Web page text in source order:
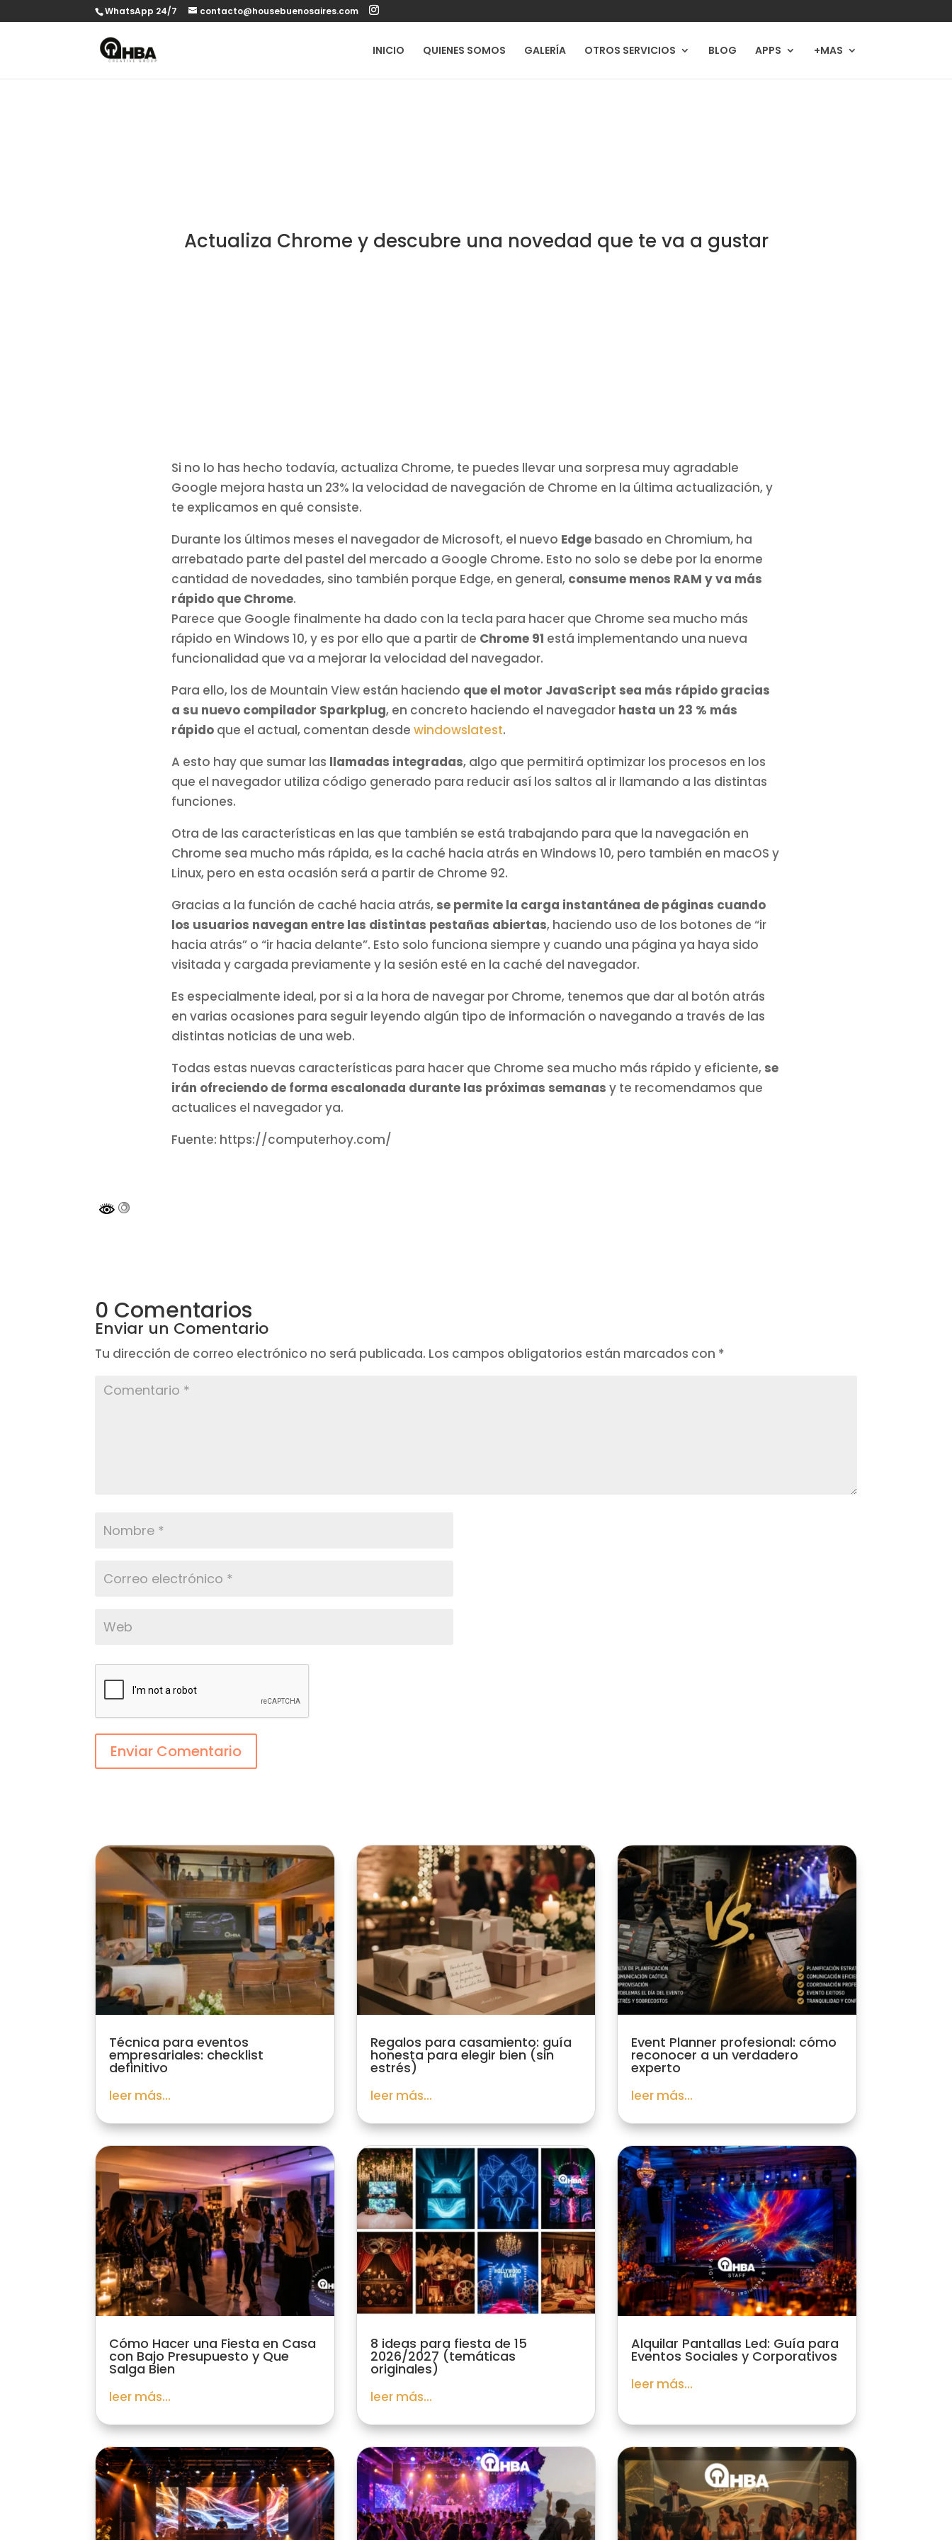
WhatsApp 24/7 contacto@housebuenosaires.com
INICIO QUIENES SOMOS GALERÍA OTROS SERVICIOS BLOG APPS +MAS
Actualiza Chrome y descubre una novedad que te va a gustar
Si no lo has hecho todavía, actualiza Chrome, te puedes llevar una sorpresa muy agradable
Google mejora hasta un 23% la velocidad de navegación de Chrome en la última actualización, y
te explicamos en qué consiste.
Durante los últimos meses el navegador de Microsoft, el nuevo Edge basado en Chromium, ha
arrebatado parte del pastel del mercado a Google Chrome. Esto no solo se debe por la enorme
cantidad de novedades, sino también porque Edge, en general, consume menos RAM y va más
rápido que Chrome.
Parece que Google finalmente ha dado con la tecla para hacer que Chrome sea mucho más
rápido en Windows 10, y es por ello que a partir de Chrome 91 está implementando una nueva
funcionalidad que va a mejorar la velocidad del navegador.
Para ello, los de Mountain View están haciendo que el motor JavaScript sea más rápido gracias
a su nuevo compilador Sparkplug, en concreto haciendo el navegador hasta un 23 % más
rápidoque el actual, comentan desde windowslatest.
A esto hay que sumar las llamadas integradas, algo que permitirá optimizar los procesos en los
que el navegador utiliza código generado para reducir así los saltos al ir llamando a las distintas
funciones.
Otra de las características en las que también se está trabajando para que la navegación en
Chrome sea mucho más rápida, es la caché hacia atrás en Windows 10, pero también en macOS y
Linux, pero en esta ocasión será a partir de Chrome 92.
Gracias a la función de caché hacia atrás, se permite la carga instantánea de páginas cuando
los usuarios navegan entre las distintas pestañas abiertas, haciendo uso de los botones de “ir
hacia atrás” o “ir hacia delante”. Esto solo funciona siempre y cuando una página ya haya sido
visitada y cargada previamente y la sesión esté en la caché del navegador.
Es especialmente ideal, por si a la hora de navegar por Chrome, tenemos que dar al botón atrás
en varias ocasiones para seguir leyendo algún tipo de información o navegando a través de las
distintas noticias de una web.
Todas estas nuevas características para hacer que Chrome sea mucho más rápido y eficiente, se
irán ofreciendo de forma escalonada durante las próximas semanas y te recomendamos que
actualices el navegador ya.
Fuente: https://computerhoy.com/
0 Comentarios
Enviar un Comentario
Tu dirección de correo electrónico no será publicada. Los campos obligatorios están marcados con *
Enviar Comentario
Técnica para eventos
empresariales: checklist
definitivo
leer más...
Regalos para casamiento: guía
honesta para elegir bien (sin
estrés)
leer más...
Event Planner profesional: cómo
reconocer a un verdadero
experto
leer más...
Cómo Hacer una Fiesta en Casa
con Bajo Presupuesto y Que
Salga Bien
leer más...
8 ideas para fiesta de 15
2026/2027 (temáticas
originales)
leer más...
Alquilar Pantallas Led: Guía para
Eventos Sociales y Corporativos
leer más...